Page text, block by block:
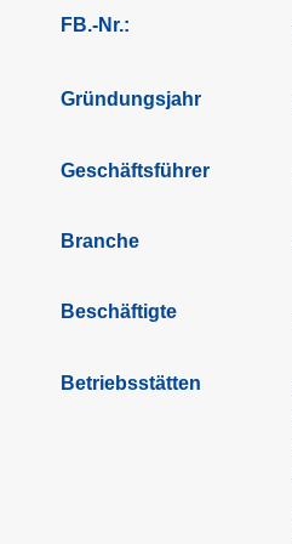
FB.-Nr.:
Gründungsjahr
Geschäftsführer
Branche
Beschäftigte
Betriebsstätten